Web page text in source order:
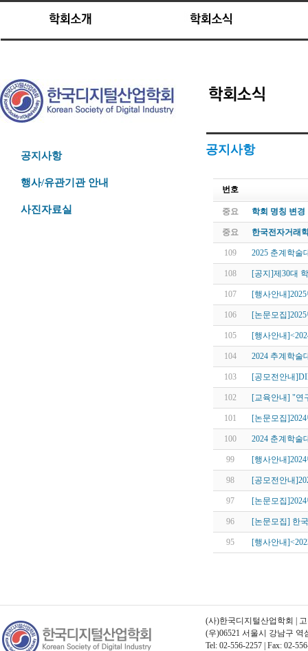
공지사항
행사/유관기관 안내
사진자료실
공지사항
번호
중요 학회 명칭 변
중요 한국전자거래
109 2025 춘계학술
108 [공지]제30대
107 [행사안내
106 [논문모집
105 [행사안내
104 2024 추계학술
103 [공모전안내
102 [교육안내] "연
101 [논문모집
100 2024 춘계학술
99 [행사안내
98 [공모전안내
97 [논문모집
96 [논문모집] 한
95 [행사안내
(사)한국디지털산업학회 |
(우)06521 서울시 강남구
Tel: 02-556-2257 | Fax: 02-